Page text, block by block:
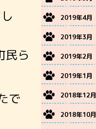
民ら
で
2019年4月
2019年3月
2019年2月
2019年1月
2018年12月
2018年10月